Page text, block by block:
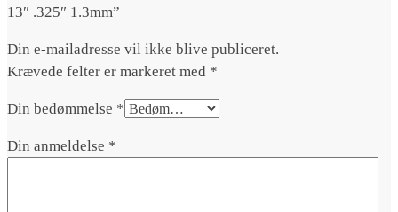
13″ .325″ 1.3mm”
Din e-mailadresse vil ikke blive publiceret.
Krævede felter er markeret med *
Din bedømmelse *
Din anmeldelse *